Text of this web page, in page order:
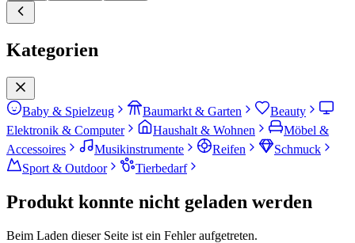
Kategorien
Baby & Spielzeug Baumarkt & Garten
Beauty
Elektronik & Computer
Haushalt & Wohnen
Möbel &
Accessoires
Musikinstrumente Reifen
Schmuck
Sport & Outdoor
Tierbedarf
Produkt konnte nicht geladen werden
Beim Laden dieser Seite ist ein Fehler aufgetreten.